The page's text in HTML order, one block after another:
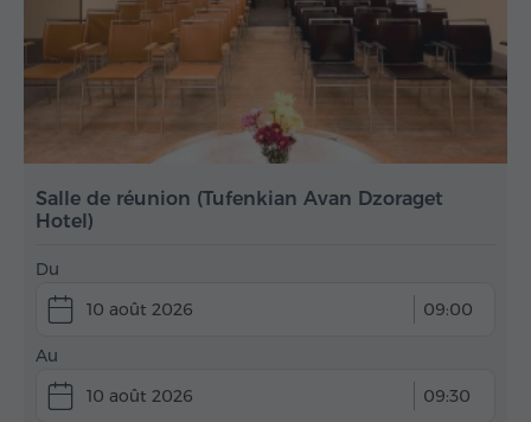
Salle de réunion (Tufenkian Avan Dzoraget
Hotel)
Du
10 août 2026
09:00
Au
10 août 2026
09:30